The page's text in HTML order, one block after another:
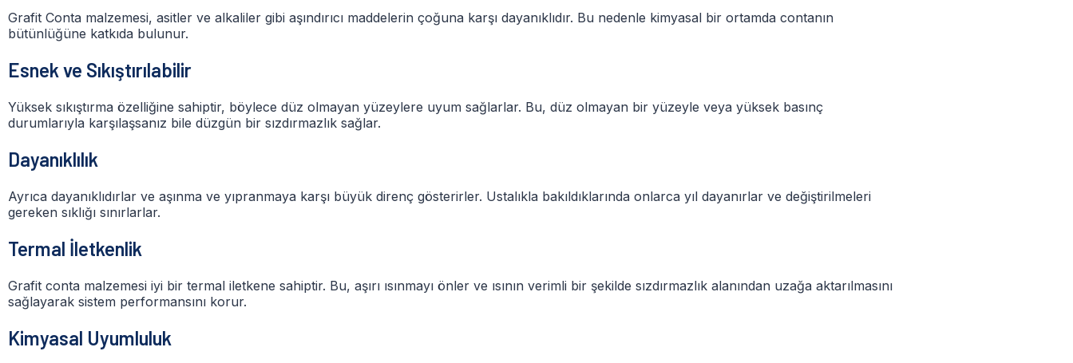
Grafit Conta malzemesi, asitler ve alkaliler gibi aşındırıcı maddelerin çoğuna karşı dayanıklıdır. Bu nedenle kimyasal bir ortamda contanın
bütünlüğüne katkıda bulunur.
Esnek ve Sıkıştırılabilir
Yüksek sıkıştırma özelliğine sahiptir, böylece düz olmayan yüzeylere uyum sağlarlar. Bu, düz olmayan bir yüzeyle veya yüksek basınç
durumlarıyla karşılaşsanız bile düzgün bir sızdırmazlık sağlar.
Dayanıklılık
Ayrıca dayanıklıdırlar ve aşınma ve yıpranmaya karşı büyük direnç gösterirler. Ustalıkla bakıldıklarında onlarca yıl dayanırlar ve değiştirilmeleri
gereken sıklığı sınırlarlar.
Termal İletkenlik
Grafit conta malzemesi iyi bir termal iletkene sahiptir. Bu, aşırı ısınmayı önler ve ısının verimli bir şekilde sızdırmazlık alanından uzağa aktarılmasını
sağlayarak sistem performansını korur.
Kimyasal Uyumluluk